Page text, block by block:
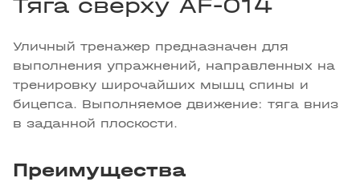
Тяга сверху AF-014
Уличный тренажер предназначен для
выполнения упражнений, направленных на
тренировку широчайших мышц спины и
бицепса. Выполняемое движение: тяга вниз
в заданной плоскости.
Преимущества